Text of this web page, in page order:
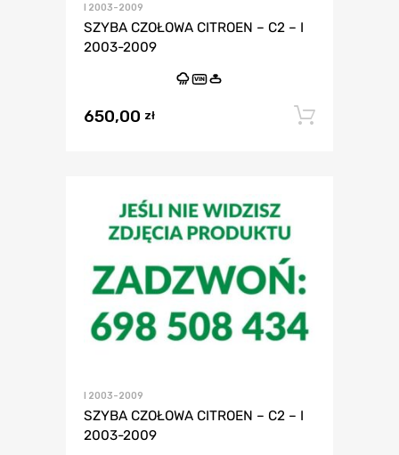
I 2003-2009
SZYBA CZOŁOWA CITROEN – C2 – I
2003-2009
VIN
650,00 zł
I 2003-2009
SZYBA CZOŁOWA CITROEN – C2 – I
2003-2009